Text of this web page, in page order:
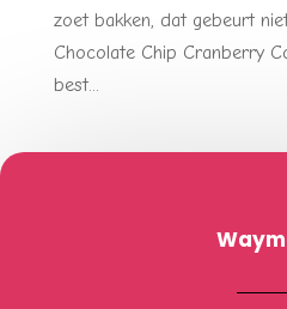
zoet bakken, dat gebeurt
Chocolate Chip Cranberry
best...